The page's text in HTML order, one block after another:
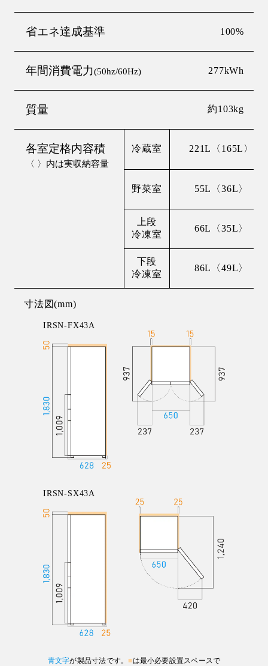
省エネ達成基準 100%
年間消費電力(50hz/60Hz) 277kWh
質量 約103kg
各室定格内容積
〈 〉内は実収納容量
冷蔵室 221L〈165L〉
野菜室 55L〈36L〉
上段
冷凍室
66L〈35L〉
下段
冷凍室
86L〈49L〉
寸法図(mm)
IRSN-FX43A
IRSN-SX43A
青文字が製品寸法です。■は最小必要設置スペースで